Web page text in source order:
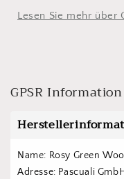
Lesen Sie mehr über
GPSR Information
Name: Rosy Green Wool
Adresse: Pascuali